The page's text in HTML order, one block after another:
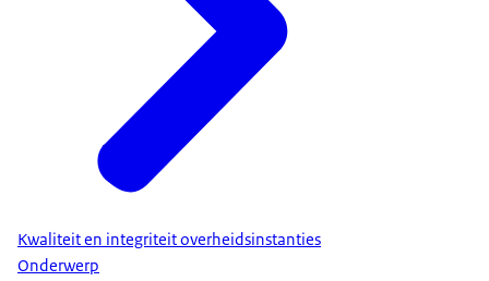
Kwaliteit en integriteit overheidsinstanties
Onderwerp